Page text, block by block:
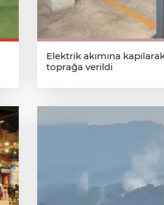
Elektrik akımına
toprağa verildi